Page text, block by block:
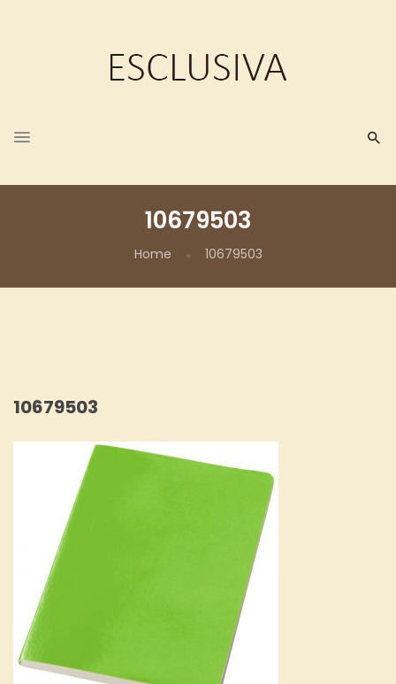
10679503
Home 10679503
10679503